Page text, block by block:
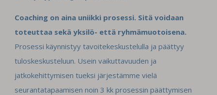
Coaching on aina uniikki prosessi. Sitä voidaan
toteuttaa sekä yksilö- että ryhmämuotoisena.
Prosessi käynnistyy tavoitekeskustelulla ja päättyy
tuloskeskusteluun. Usein vaikuttavuuden ja
jatkokehittymisen tueksi järjestämme vielä
seurantatapaamisen noin 3 kk prosessin päättymisen